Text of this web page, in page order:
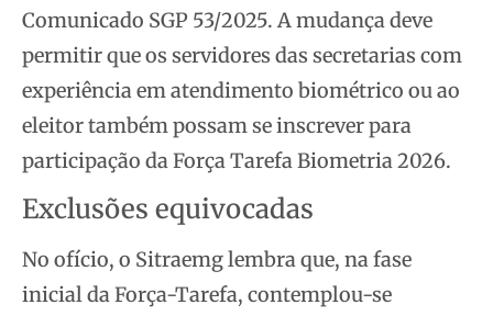
Comunicado SGP 53/2025. A mudança deve
permitir que os servidores das secretarias com
experiência em atendimento biométrico ou ao
eleitor também possam se inscrever para
participação da Força Tarefa Biometria 2026.
Exclusões equivocadas
No ofício, o Sitraemg lembra que, na fase
inicial da Força-Tarefa, contemplou-se